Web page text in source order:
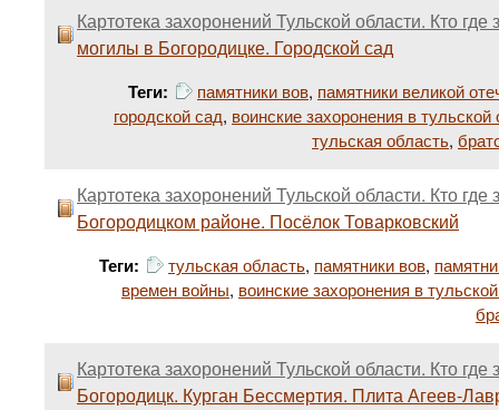
Картотека захоронений Тульской области. Кто
могилы в Богородицке. Городской сад
Теги: памятники вов, памятники великой
городской сад, воинские захоронения в тульской
тульская область,
Картотека захоронений Тульской области. Кто
Богородицком районе. Посёлок Товарковский
Теги: тульская область, памятники вов,
времен войны, воинские захоронения в
Картотека захоронений Тульской области. Кто
Богородицк. Курган Бессмертия. Плита Агеев-